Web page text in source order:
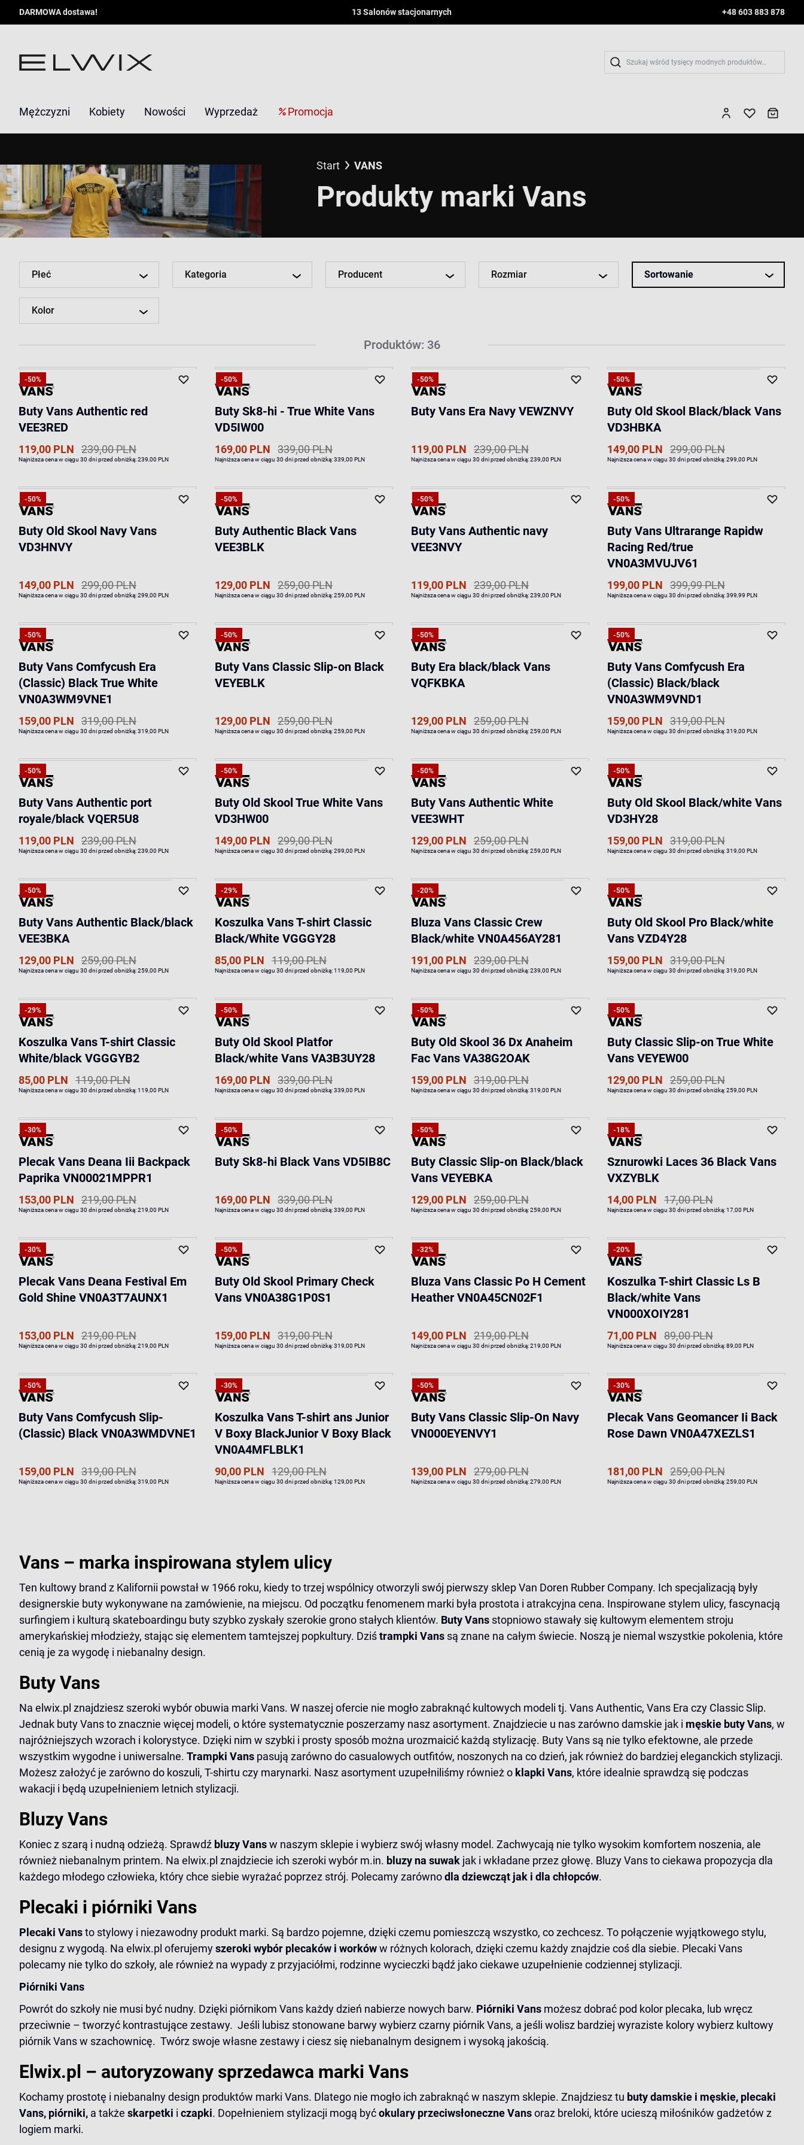
DARMOWA dostawa! 13 Salonów stacjonarnych +48 603 883 878
Mężczyzni Kobiety Nowości Wyprzedaż Promocja
Start VANS
Produkty marki Vans
Płeć Kategoria Producent Rozmiar
Kolor
Sortowanie
Produktów: 36
-50%
Buty Vans Authentic red
VEE3RED
119,00 PLN 239,00 PLN
Najniższa cena w ciągu 30 dni przed obniżką:239,00 PLN
-50%
Buty Sk8-hi - True White Vans
VD5IW00
169,00 PLN 339,00 PLN
Najniższa cena w ciągu 30 dni przed obniżką:339,00 PLN
-50%
Buty Vans Era Navy VEWZNVY
119,00 PLN 239,00 PLN
Najniższa cena w ciągu 30 dni przed obniżką:239,00 PLN
-50%
Buty Old Skool Black/black Vans
VD3HBKA
149,00 PLN 299,00 PLN
Najniższa cena w ciągu 30 dni przed obniżką:299,00 PLN
-50%
Buty Old Skool Navy Vans
VD3HNVY
149,00 PLN 299,00 PLN
Najniższa cena w ciągu 30 dni przed obniżką:299,00 PLN
-50%
Buty Authentic Black Vans
VEE3BLK
129,00 PLN 259,00 PLN
Najniższa cena w ciągu 30 dni przed obniżką:259,00 PLN
-50%
Buty Vans Authentic navy
VEE3NVY
119,00 PLN 239,00 PLN
Najniższa cena w ciągu 30 dni przed obniżką:239,00 PLN
-50%
Buty Vans Ultrarange Rapidw
Racing Red/true
VN0A3MVUJV61
199,00 PLN 399,99 PLN
Najniższa cena w ciągu 30 dni przed obniżką:399,99 PLN
-50%
Buty Vans Comfycush Era
(Classic) Black True White
VN0A3WM9VNE1
159,00 PLN 319,00 PLN
Najniższa cena w ciągu 30 dni przed obniżką:319,00 PLN
-50%
Buty Vans Classic Slip-on Black
VEYEBLK
129,00 PLN 259,00 PLN
Najniższa cena w ciągu 30 dni przed obniżką:259,00 PLN
-50%
Buty Era black/black Vans
VQFKBKA
129,00 PLN 259,00 PLN
Najniższa cena w ciągu 30 dni przed obniżką:259,00 PLN
-50%
Buty Vans Comfycush Era
(Classic) Black/black
VN0A3WM9VND1
159,00 PLN 319,00 PLN
Najniższa cena w ciągu 30 dni przed obniżką:319,00 PLN
-50%
Buty Vans Authentic port
royale/black VQER5U8
119,00 PLN 239,00 PLN
Najniższa cena w ciągu 30 dni przed obniżką:239,00 PLN
-50%
Buty Old Skool True White Vans
VD3HW00
149,00 PLN 299,00 PLN
Najniższa cena w ciągu 30 dni przed obniżką:299,00 PLN
-50%
Buty Vans Authentic White
VEE3WHT
129,00 PLN 259,00 PLN
Najniższa cena w ciągu 30 dni przed obniżką:259,00 PLN
-50%
Buty Old Skool Black/white Vans
VD3HY28
159,00 PLN 319,00 PLN
Najniższa cena w ciągu 30 dni przed obniżką:319,00 PLN
-50%
Buty Vans Authentic Black/black
VEE3BKA
129,00 PLN 259,00 PLN
Najniższa cena w ciągu 30 dni przed obniżką:259,00 PLN
-29%
Koszulka Vans T-shirt Classic
Black/White VGGGY28
85,00 PLN 119,00 PLN
Najniższa cena w ciągu 30 dni przed obniżką:119,00 PLN
-20%
Bluza Vans Classic Crew
Black/white VN0A456AY281
191,00 PLN 239,00 PLN
Najniższa cena w ciągu 30 dni przed obniżką:239,00 PLN
-50%
Buty Old Skool Pro Black/white
Vans VZD4Y28
159,00 PLN 319,00 PLN
Najniższa cena w ciągu 30 dni przed obniżką:319,00 PLN
-29%
Koszulka Vans T-shirt Classic
White/black VGGGYB2
85,00 PLN 119,00 PLN
Najniższa cena w ciągu 30 dni przed obniżką:119,00 PLN
-50%
Buty Old Skool Platfor
Black/white Vans VA3B3UY28
169,00 PLN 339,00 PLN
Najniższa cena w ciągu 30 dni przed obniżką:339,00 PLN
-50%
Buty Old Skool 36 Dx Anaheim
Fac Vans VA38G2OAK
159,00 PLN 319,00 PLN
Najniższa cena w ciągu 30 dni przed obniżką:319,00 PLN
-50%
Buty Classic Slip-on True White
Vans VEYEW00
129,00 PLN 259,00 PLN
Najniższa cena w ciągu 30 dni przed obniżką:259,00 PLN
-30%
Plecak Vans Deana Iii Backpack
Paprika VN00021MPPR1
153,00 PLN 219,00 PLN
Najniższa cena w ciągu 30 dni przed obniżką:219,00 PLN
-50%
Buty Sk8-hi Black Vans VD5IB8C
169,00 PLN 339,00 PLN
Najniższa cena w ciągu 30 dni przed obniżką:339,00 PLN
-50%
Buty Classic Slip-on Black/black
Vans VEYEBKA
129,00 PLN 259,00 PLN
Najniższa cena w ciągu 30 dni przed obniżką:259,00 PLN
-18%
Sznurowki Laces 36 Black Vans
VXZYBLK
14,00 PLN 17,00 PLN
Najniższa cena w ciągu 30 dni przed obniżką:17,00 PLN
-30%
Plecak Vans Deana Festival Em
Gold Shine VN0A3T7AUNX1
153,00 PLN 219,00 PLN
Najniższa cena w ciągu 30 dni przed obniżką:219,00 PLN
-50%
Buty Old Skool Primary Check
Vans VN0A38G1P0S1
159,00 PLN 319,00 PLN
Najniższa cena w ciągu 30 dni przed obniżką:319,00 PLN
-32%
Bluza Vans Classic Po H Cement
Heather VN0A45CN02F1
149,00 PLN 219,00 PLN
Najniższa cena w ciągu 30 dni przed obniżką:219,00 PLN
-20%
Koszulka T-shirt Classic Ls B
Black/white Vans
VN000XOIY281
71,00 PLN 89,00 PLN
Najniższa cena w ciągu 30 dni przed obniżką:89,00 PLN
-50%
Buty Vans Comfycush Slip-
(Classic) Black VN0A3WMDVNE1
159,00 PLN 319,00 PLN
Najniższa cena w ciągu 30 dni przed obniżką:319,00 PLN
-30%
Koszulka Vans T-shirt ans Junior
V Boxy BlackJunior V Boxy Black
VN0A4MFLBLK1
90,00 PLN 129,00 PLN
Najniższa cena w ciągu 30 dni przed obniżką:129,00 PLN
-50%
Buty Vans Classic Slip-On Navy
VN000EYENVY1
139,00 PLN 279,00 PLN
Najniższa cena w ciągu 30 dni przed obniżką:279,00 PLN
-30%
Plecak Vans Geomancer Ii Back
Rose Dawn VN0A47XEZLS1
181,00 PLN 259,00 PLN
Najniższa cena w ciągu 30 dni przed obniżką:259,00 PLN
Vans – marka inspirowana stylem ulicy
Ten kultowy brand z Kalifornii powstał w 1966 roku, kiedy to trzej wspólnicy otworzyli swój pierwszy sklep Van Doren Rubber Company. Ich specjalizacją były
designerskie buty wykonywane na zamówienie, na miejscu. Od początku fenomenem marki była prostota i atrakcyjna cena. Inspirowane stylem ulicy, fascynacją
surfingiem i kulturą skateboardingu buty szybko zyskały szerokie grono stałych klientów. Buty Vans stopniowo stawały się kultowym elementem stroju
amerykańskiej młodzieży, stając się elementem tamtejszej popkultury. Dziśtrampki Vans są znane na całym świecie. Noszą je niemal wszystkie pokolenia, które
cenią je za wygodę i niebanalny design.
Buty Vans
Na elwix.pl znajdziesz szeroki wybór obuwia marki Vans. W naszej ofercie nie mogło zabraknąć kultowych modeli tj. Vans Authentic, Vans Era czy Classic Slip.
Jednak buty Vans to znacznie więcej modeli, o które systematycznie poszerzamy nasz asortyment. Znajdziecie u nas zarówno damskie jak i męskie buty Vans, w
najróżniejszych wzorach i kolorystyce. Dzięki nim w szybki i prosty sposób można urozmaicić każdą stylizację. Buty Vans są nie tylko efektowne, ale przede
wszystkim wygodne i uniwersalne. Trampki Vans pasują zarówno do casualowych outfitów, noszonych na co dzień, jak również do bardziej eleganckich stylizacji.
Możesz założyć je zarówno do koszuli, T-shirtu czy marynarki. Nasz asortyment uzupełniliśmy również o klapki Vans, które idealnie sprawdzą się podczas
wakacji i będą uzupełnieniem letnich stylizacji.
Bluzy Vans
Koniec z szarą i nudną odzieżą. Sprawdź bluzy Vansw naszym sklepie i wybierz swój własny model. Zachwycają nie tylko wysokim komfortem noszenia, ale
również niebanalnym printem. Na elwix.pl znajdziecie ich szeroki wybór m.in. bluzy na suwak jak i wkładane przez głowę. Bluzy Vans to ciekawa propozycja dla
każdego młodego człowieka, który chce siebie wyrażać poprzez strój. Polecamy zarównodla dziewcząt jak i dla chłopców.
Plecaki i piórniki Vans
Plecaki Vansto stylowy i niezawodny produkt marki. Są bardzo pojemne, dzięki czemu pomieszczą wszystko, co zechcesz. To połączenie wyjątkowego stylu,
designu z wygodą. Na elwix.pl oferujemyszeroki wybór plecaków i workóww różnych kolorach, dzięki czemu każdy znajdzie coś dla siebie. Plecaki Vans
polecamy nie tylko do szkoły, ale również na wypady z przyjaciółmi, rodzinne wycieczki bądź jako ciekawe uzupełnienie codziennej stylizacji.
Piórniki Vans
Powrót do szkoły nie musi być nudny. Dzięki piórnikom Vans każdy dzień nabierze nowych barw. Piórniki Vans możesz dobrać pod kolor plecaka, lub wręcz
przeciwnie – tworzyć kontrastujące zestawy. Jeśli lubisz stonowane barwy wybierzczarny piórnik Vans, a jeśli wolisz bardziej wyraziste kolory wybierz kultowy
piórnik Vans w szachownicę. Twórz swoje własne zestawy i ciesz się niebanalnym designem i wysoką jakością.
Elwix.pl – autoryzowany sprzedawca marki Vans
Kochamy prostotę i niebanalny design produktów marki Vans. Dlatego nie mogło ich zabraknąć w naszym sklepie. Znajdziesz tu buty damskie i męskie, plecaki
Vans, piórniki, a także skarpetki i czapki. Dopełnieniem stylizacji mogą byćokulary przeciwsłoneczne Vansoraz breloki, które ucieszą miłośników gadżetów z
logiem marki.